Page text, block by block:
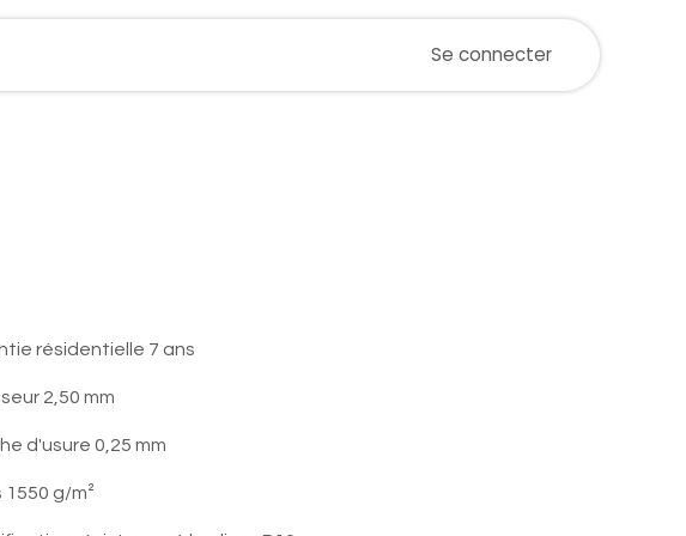
Postes Événements
Se connecter
résidentielle 7 ans
2,50 mm
d'usure 0,25 mm
1550 g/m²